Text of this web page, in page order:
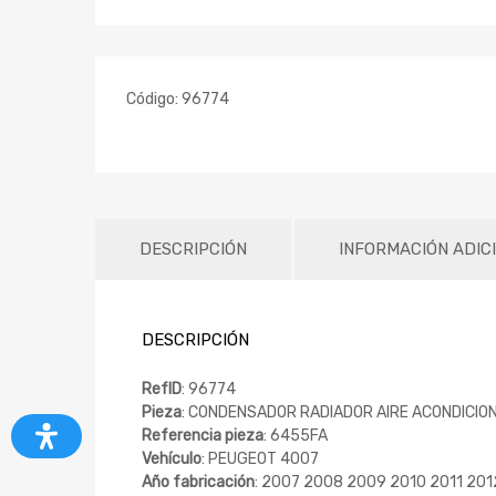
Código: 96774
DESCRIPCIÓN INFORMACIÓN
DESCRIPCIÓN
RefID: 96774
Pieza: CONDENSADOR RADIADOR AIRE
Referencia pieza: 6455FA
Vehículo: PEUGEOT 4007
Año fabricación: 2007 2008 2009 2010 2011